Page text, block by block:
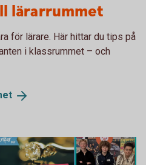
lärarrummet
för lärare. Här hittar du tips på
i klassrummet – och